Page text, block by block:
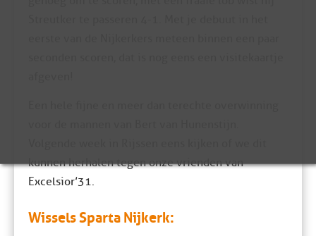
kunnen herhalen tegen onze vrienden van
Excelsior’31.
Wissels Sparta Nijkerk: